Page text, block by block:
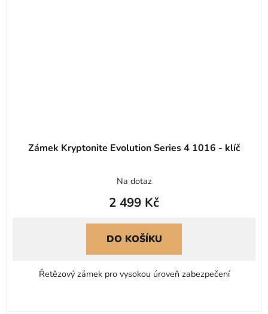
Zámek Kryptonite Evolution Series 4 1016 - klíč
hodnocení
produktu
5,0
z
5
Na dotaz
2 499 Kč
DO KOŠÍKU
Řetězový zámek pro vysokou úroveň zabezpečení